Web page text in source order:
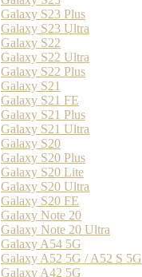
Galaxy S23 Plus
Galaxy S23 Ultra
Galaxy S22
Galaxy S22 Ultra
Galaxy S22 Plus
Galaxy S21
Galaxy S21 FE
Galaxy S21 Plus
Galaxy S21 Ultra
Galaxy S20
Galaxy S20 Plus
Galaxy S20 Lite
Galaxy S20 Ultra
Galaxy S20 FE
Galaxy Note 20
Galaxy Note 20 Ultra
Galaxy A54 5G
Galaxy A52 5G / A52 S 5G
Galaxy A42 5G